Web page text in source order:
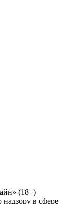
(18+)
в сфере